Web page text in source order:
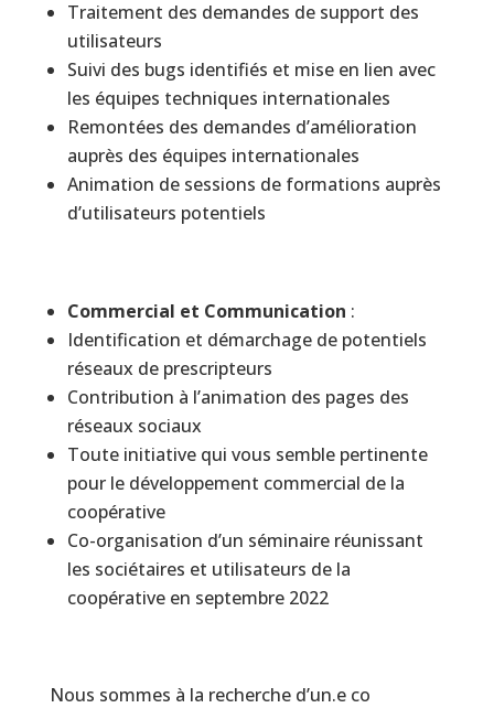
Traitement des demandes de support des
utilisateurs
Suivi des bugs identifiés et mise en lien avec
les équipes techniques internationales
Remontées des demandes d’amélioration
auprès des équipes internationales
Animation de sessions de formations auprès
d’utilisateurs potentiels
Commercial et Communication :
Identification et démarchage de potentiels
réseaux de prescripteurs
Contribution à l’animation des pages des
réseaux sociaux
Toute initiative qui vous semble pertinente
pour le développement commercial de la
coopérative
Co-organisation d’un séminaire réunissant
les sociétaires et utilisateurs de la
coopérative en septembre 2022
Nous sommes à la recherche d’un.e co